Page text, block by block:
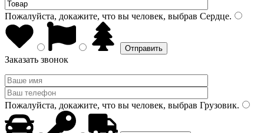
Пожалуйста, докажите, что вы человек, выбрав Сердце.
Заказать звонок
Пожалуйста, докажите, что вы человек, выбрав Грузовик.